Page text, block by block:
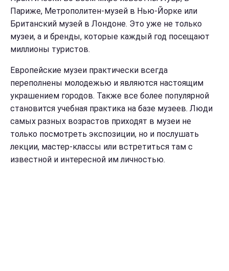
Париже, Метрополитен-музей в Нью-Йорке или
Британский музей в Лондоне. Это уже не только
музеи, а и бренды, которые каждый год посещают
миллионы туристов.
Европейские музеи практически всегда
переполнены молодежью и являются настоящим
украшением городов. Также все более популярной
становится учебная практика на базе музеев. Люди
самых разных возрастов приходят в музеи не
только посмотреть экспозиции, но и послушать
лекции, мастер-классы или встретиться там с
известной и интересной им личностью.